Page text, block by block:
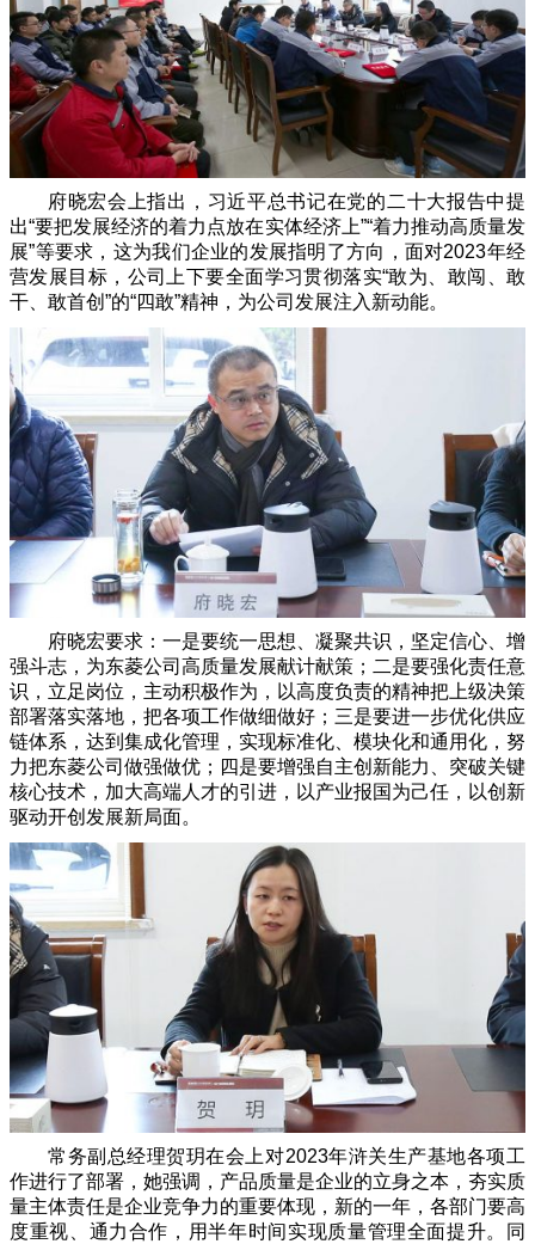
府晓宏会上指出，习近平总书记在党的二十大报告中提
出“要把发展经济的着力点放在实体经济上”“着力推动高质量发
展”等要求，这为我们企业的发展指明了方向，面对2023年经
营发展目标，公司上下要全面学习贯彻落实“敢为、敢闯、敢
干、敢首创”的“四敢”精神，为公司发展注入新动能。
府晓宏要求：一是要统一思想、凝聚共识，坚定信心、增
强斗志，为东菱公司高质量发展献计献策；二是要强化责任意
识，立足岗位，主动积极作为，以高度负责的精神把上级决策
部署落实落地，把各项工作做细做好；三是要进一步优化供应
链体系，达到集成化管理，实现标准化、模块化和通用化，努
力把东菱公司做强做优；四是要增强自主创新能力、突破关键
核心技术，加大高端人才的引进，以产业报国为己任，以创新
驱动开创发展新局面。
常务副总经理贺玥在会上对2023年浒关生产基地各项工
作进行了部署，她强调，产品质量是企业的立身之本，夯实质
量主体责任是企业竞争力的重要体现，新的一年，各部门要高
度重视、通力合作，用半年时间实现质量管理全面提升。同